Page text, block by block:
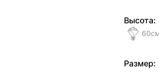
Высота:
60
Размер: